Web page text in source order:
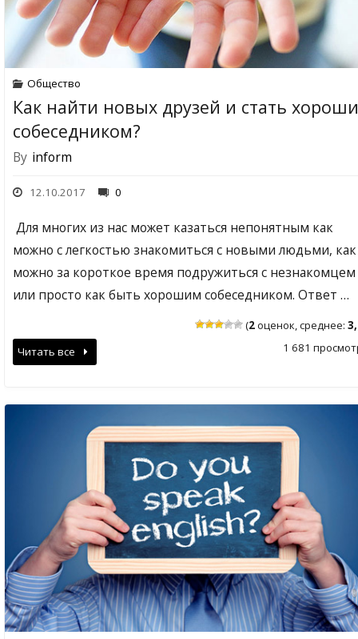
Общество
Как найти новых друзей и стать
собеседником?
By inform
12.10.2017 0
Для многих из нас может казаться непонятным как
можно с легкостью знакомиться с новыми людьми, как
можно за короткое время подружиться с незнакомцем
или просто как быть хорошим собеседником. Ответ …
(2оценок, среднее:
1 681
Читать все